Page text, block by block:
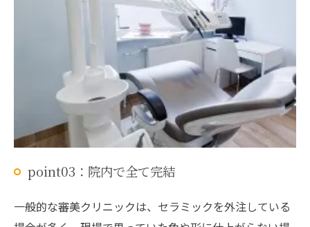
point03：院内で全て完結
一般的な審美クリニックは、セラミックを外注している